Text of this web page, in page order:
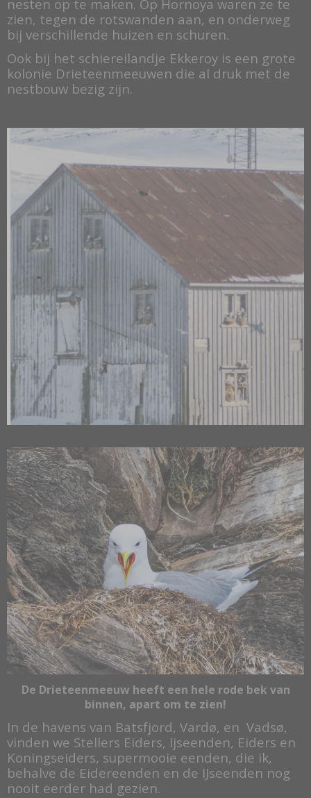
nesten op te maken. Op Hornoya waren ze te
zien, tegen de rotswanden aan, en onderweg
bij verschillende huizen en schuren.
Ook bij het schiereilandje Ekkeroy is een grote
kolonie Drieteenmeeuwen die al druk met de
nestbouw bezig zijn.
De Drieteenmeeuw heeft een hele rode bek van
binnen, apart om te zien!
In de havens van Batsfjord, Vardø, en Vadsø,
vinden we Stellers Eiders, Ijseenden, Eiders en
Koningseiders, supermooie eenden, die ik,
behalve de Eidereenden en de IJseenden nog
nooit eerder had gezien.